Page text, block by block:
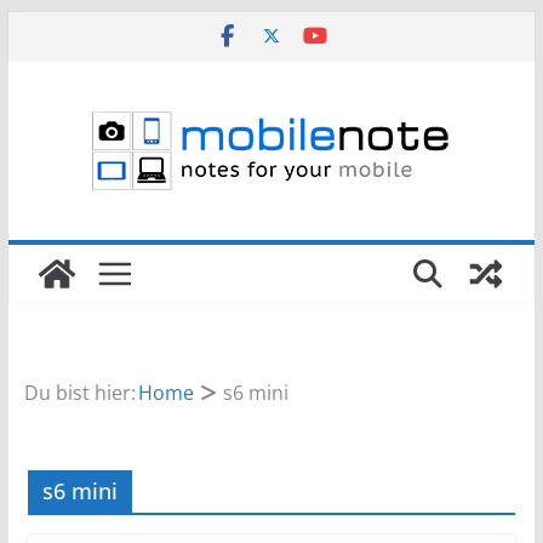
Du bist hier:Home s6 mini
s6 mini